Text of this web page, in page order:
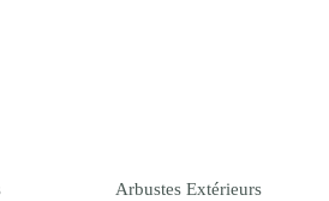
Arbustes Extérieurs